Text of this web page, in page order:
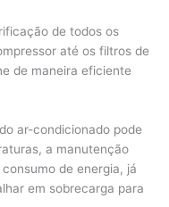
de todos os
até os filtros de
de maneira eficiente
ar-condicionado pode
a manutenção
de energia, já
em sobrecarga para